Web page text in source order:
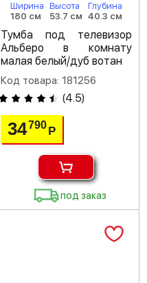
Ширина
180 см
Высота
53.7 см
Глубина
40.3 см
Тумба под телевизор
Альберо в комнату
малая белый/дуб вотан
Код товара: 181256
(4.5)
34790 Р
под заказ